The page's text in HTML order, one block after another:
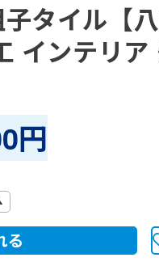
タイル【
インテリ
円
る